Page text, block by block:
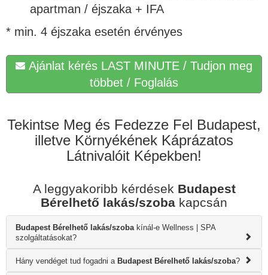
apartman / éjszaka + IFA
* min. 4 éjszaka esetén érvényes
Ajánlat kérés LAST MINUTE / Tudjon meg
többet / Foglalás
Tekintse Meg és Fedezze Fel Budapest,
illetve Környékének Káprázatos
Látnivalóit Képekben!
A leggyakoribb kérdések Budapest
Bérelhető lakás/szoba kapcsán
Budapest Bérelhető lakás/szobakínál-e Wellness | SPA
szolgáltatásokat?
Hány vendéget tud fogadni a Budapest Bérelhető lakás/szoba?